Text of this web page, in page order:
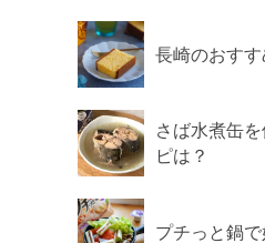
長崎のおすす
さば水煮缶
ピは？
プチっと鍋